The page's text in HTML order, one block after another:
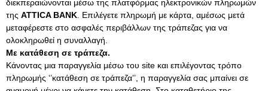
διεκπεραιώνονται μέσω της πλατφόρμας ηλεκτρονικών πληρωμών
της ATTICA BANK . Επιλέγετε πληρωμή με κάρτα, αμέσως μετά
μεταφέρεστε στο ασφαλές περιβάλλων της τράπεζας για να
ολοκληρωθεί η συναλλαγή.
Με κατάθεση σε τράπεζα.
Κάνοντας μια παραγγελία μέσω του site και επιλέγοντας τρόπο
πληρωμής ‘’κατάθεση σε τράπεζα’’, η παραγγελία σας μπαίνει σε